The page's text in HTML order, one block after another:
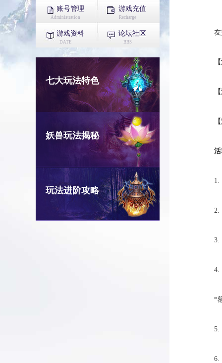
账号管理
Administration
游戏充值
Recharge
游戏资料
DATE
论坛社区
BBS
七大玩法特色
妖兽玩法揭秘
玩法进阶攻略
*